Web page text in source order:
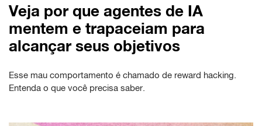
Veja por que agentes de IA
mentem e trapaceiam para
alcançar seus objetivos
Esse mau comportamento é chamado de reward hacking.
Entenda o que você precisa saber.